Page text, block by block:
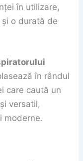
în utilizare,
o durată de
în rândul
care caută un
versatil,
moderne.